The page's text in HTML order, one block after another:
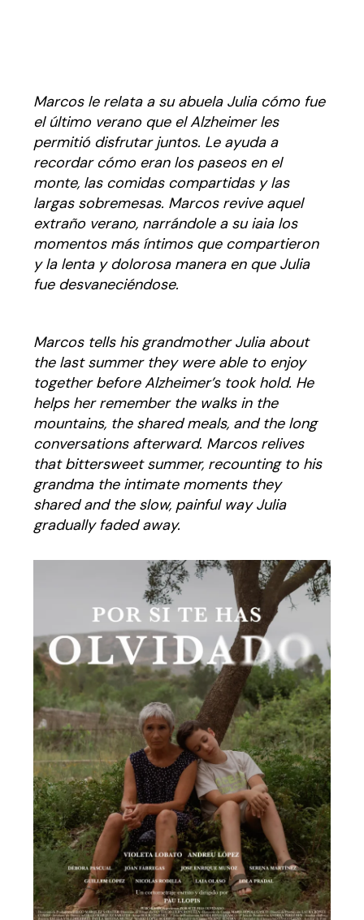
Marcos le relata a su abuela Julia cómo fue
el último verano que el Alzheimer les
permitió disfrutar juntos. Le ayuda a
recordar cómo eran los paseos en el
monte, las comidas compartidas y las
largas sobremesas. Marcos revive aquel
extraño verano, narrándole a su iaia los
momentos más íntimos que compartieron
y la lenta y dolorosa manera en que Julia
fue desvaneciéndose.
Marcos tells his grandmother Julia about
the last summer they were able to enjoy
together before Alzheimer’s took hold. He
helps her remember the walks in the
mountains, the shared meals, and the long
conversations afterward. Marcos relives
that bittersweet summer, recounting to his
grandma the intimate moments they
shared and the slow, painful way Julia
gradually faded away.